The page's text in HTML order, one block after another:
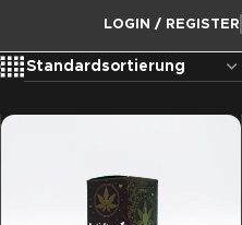
LOGIN / REGISTER